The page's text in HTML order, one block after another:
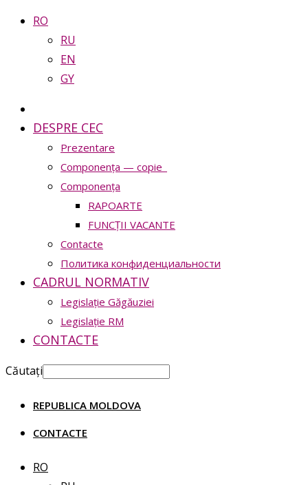
RO
RU
EN
GY
DESPRE CEC
Prezentare
Сomponența — copie_
Сomponența
RAPOARTE
FUNCȚII VACANTE
Contacte
Политика конфиденциальности
CADRUL NORMATIV
Legislație Găgăuziei
Legislație RM
CONTACTE
Căutați
REPUBLICA MOLDOVA
CONTACTE
RO